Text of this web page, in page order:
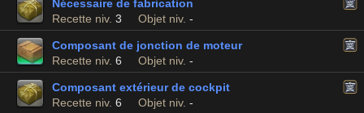
Nécessaire de fabrication
Recette niv. 3 Objet niv. -
Composant de jonction de moteur
Recette niv. 6 Objet niv. -
Composant extérieur de cockpit
Recette niv. 6 Objet niv. -